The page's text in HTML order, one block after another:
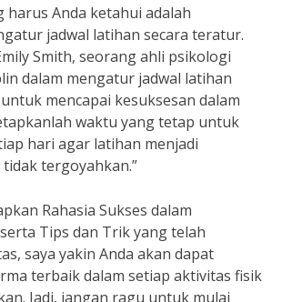
harus Anda ketahui adalah
jadwal latihan secara teratur.
Smith, seorang ahli psikologi
dalam mengatur jadwal latihan
mencapai kesuksesan dalam
waktu yang tetap untuk
hari agar latihan menjadi
tergoyahkan.”
Rahasia Sukses dalam
Tips dan Trik yang telah
saya yakin Anda akan dapat
terbaik dalam setiap aktivitas fisik
Jadi, jangan ragu untuk mulai